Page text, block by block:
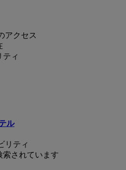
アクセス
ティ
ル
リティ
索されています